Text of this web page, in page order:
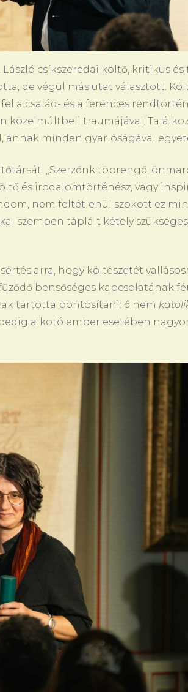
csíkszeredai költő, kritikus és
de végül más utat választott.
a család- és a ferences
közelmúltbeli traumájával.
annak minden gyarlóságával
„Szerzőnk töprengő,
és irodalomtörténész, vagy
nem feltétlenül szokott ez
szemben táplált kétely
arra, hogy költészetét
bensőséges kapcsolatának
tartotta pontosítani: ő nem
alkotó ember esetében